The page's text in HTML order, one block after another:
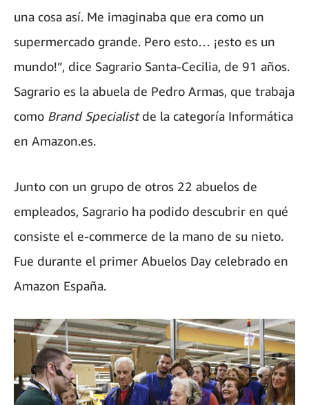
una cosa así. Me imaginaba que era como un
supermercado grande. Pero esto… ¡esto es un
mundo!”, dice Sagrario Santa-Cecilia, de 91 años.
Sagrario es la abuela de Pedro Armas, que trabaja
como Brand Specialistde la categoría Informática
en Amazon.es.
Junto con un grupo de otros 22 abuelos de
empleados, Sagrario ha podido descubrir en qué
consiste el e-commerce de la mano de su nieto.
Fue durante el primer Abuelos Day celebrado en
Amazon España.